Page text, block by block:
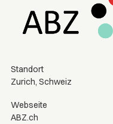
Standort
Zurich, Schweiz
Webseite
ABZ.ch